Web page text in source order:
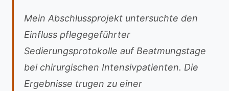
Mein Abschlussprojekt untersuchte den
Einfluss pflegegeführter
Sedierungsprotokolle auf Beatmungstage
bei chirurgischen Intensivpatienten. Die
Ergebnisse trugen zu einer